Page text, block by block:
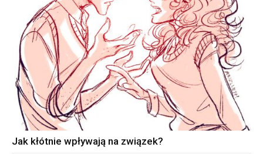
Jak kłótnie wpływają na związek?